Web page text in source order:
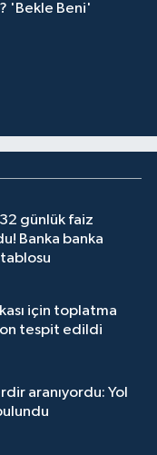
'Bekle Beni'
günlük faiz
Banka banka
için toplatma
tespit edildi
aranıyordu: Yol